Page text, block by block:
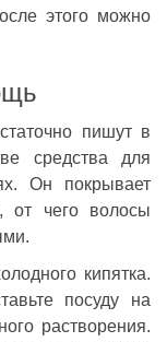
этого можно
пишут в
средства для
Он покрывает
от чего волосы
кипятка.
посуду на
растворения.